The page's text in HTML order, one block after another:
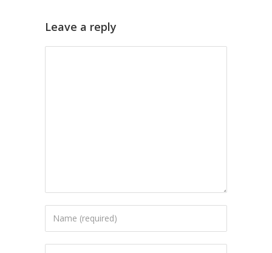
Leave a reply